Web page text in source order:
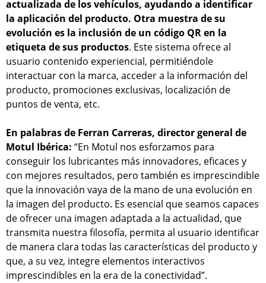
actualizada de los vehículos, ayudando a identificar
la aplicación del producto. Otra muestra de su
evolución es la inclusión de un código QR en la
etiqueta de sus productos. Este sistema ofrece al
usuario contenido experiencial, permitiéndole
interactuar con la marca, acceder a la información del
producto, promociones exclusivas, localización de
puntos de venta, etc.
En palabras de Ferran Carreras, director general de
Motul Ibérica: “En Motul nos esforzamos para
conseguir los lubricantes más innovadores, eficaces y
con mejores resultados, pero también es imprescindible
que la innovación vaya de la mano de una evolución en
la imagen del producto. Es esencial que seamos capaces
de ofrecer una imagen adaptada a la actualidad, que
transmita nuestra filosofía, permita al usuario identificar
de manera clara todas las características del producto y
que, a su vez, integre elementos interactivos
imprescindibles en la era de la conectividad”.